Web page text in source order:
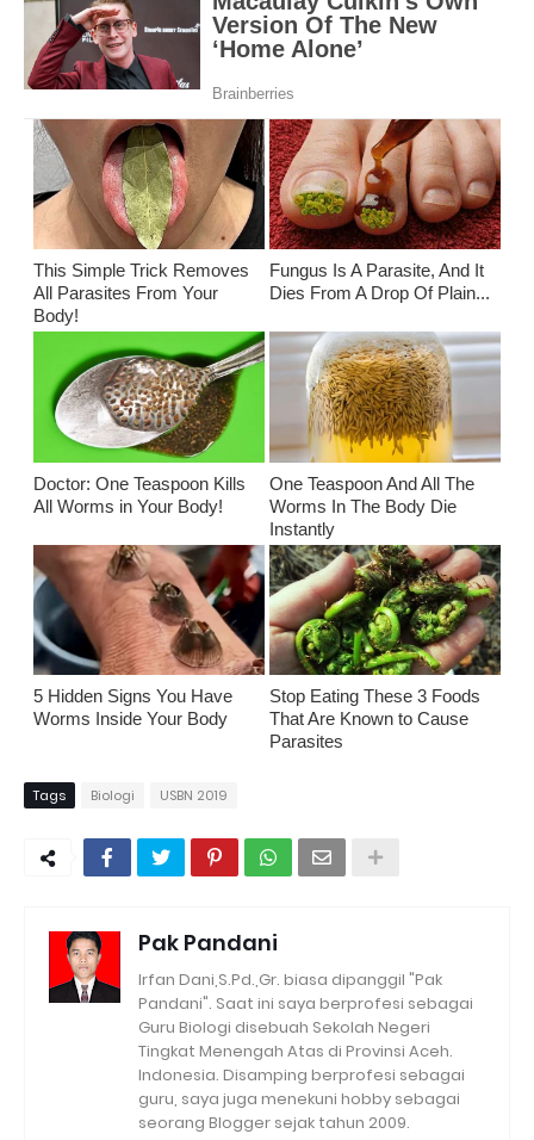
This Simple Trick Removes
All Parasites From Your
Body!
Fungus Is A Parasite, And It
Dies From A Drop Of Plain...
Doctor: One Teaspoon Kills
All Worms in Your Body!
One Teaspoon And All The
Worms In The Body Die
Instantly
5 Hidden Signs You Have
Worms Inside Your Body
Stop Eating These 3 Foods
That Are Known to Cause
Parasites
Tags Biologi USBN 2019
Pak Pandani
Irfan Dani,S.Pd.,Gr. biasa dipanggil "Pak
Pandani". Saat ini saya berprofesi sebagai
Guru Biologi disebuah Sekolah Negeri
Tingkat Menengah Atas di Provinsi Aceh.
Indonesia. Disamping berprofesi sebagai
guru, saya juga menekuni hobby sebagai
seorang Blogger sejak tahun 2009.